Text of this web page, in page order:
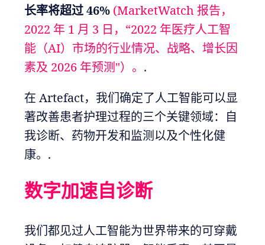
长率将超过 46% (MarketWatch 报告，
2022 年 1 月 3 日，“2022 年医疗人工智
能（AI）市场的行业情况、战略、增长因
素及 2026 年预测"）。 .
在 Artefact，我们确定了人工智能可以显
著改善患者护理过程的三个关键领域：自
我诊断、药物开发和监测以及个性化健
康。.
数字加速自诊断
我们都见过人工智能为世界带来的可穿戴